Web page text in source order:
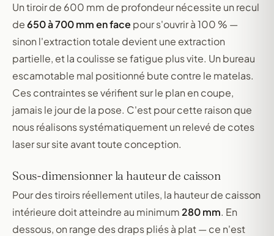
Un tiroir de 600 mm de profondeur nécessite un recul
de650 à 700 mm en face pour s'ouvrir à 100 % —
sinon l'extraction totale devient une extraction
partielle, et la coulisse se fatigue plus vite. Un bureau
escamotable mal positionné bute contre le matelas.
Ces contraintes se vérifient sur le plan en coupe,
jamais le jour de la pose. C'est pour cette raison que
nous réalisons systématiquement un relevé de cotes
laser sur site avant toute conception.
Sous-dimensionner la hauteur de caisson
Pour des tiroirs réellement utiles, la hauteur de caisson
intérieure doit atteindre au minimum280 mm. En
dessous, on range des draps pliés à plat — ce n'est